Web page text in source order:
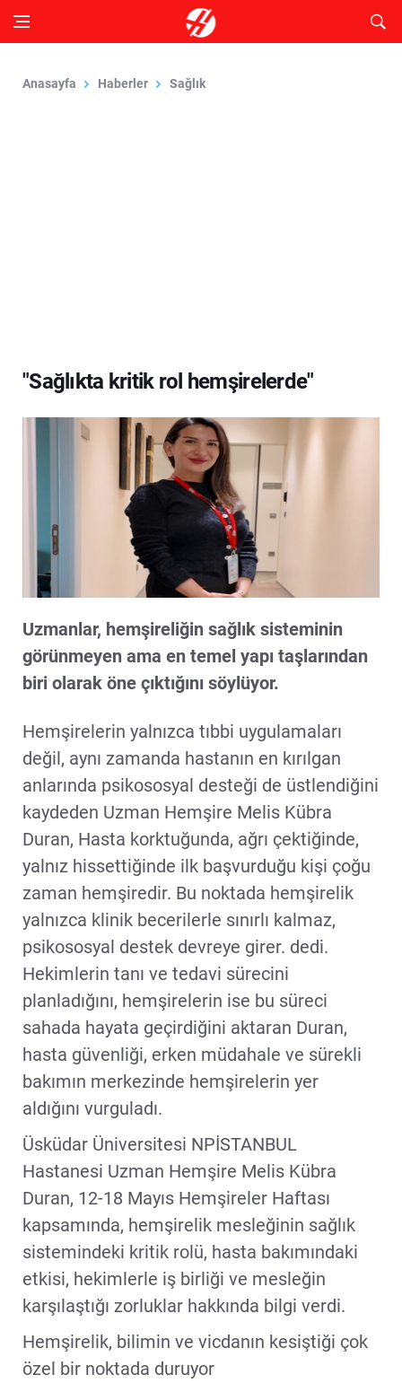
Anasayfa Haberler Sağlık
"Sağlıkta kritik rol hemşirelerde"
Uzmanlar, hemşireliğin sağlık sisteminin
görünmeyen ama en temel yapı taşlarından
biri olarak öne çıktığını söylüyor.
Hemşirelerin yalnızca tıbbi uygulamaları
değil, aynı zamanda hastanın en kırılgan
anlarında psikososyal desteği de üstlendiğini
kaydeden Uzman Hemşire Melis Kübra
Duran, Hasta korktuğunda, ağrı çektiğinde,
yalnız hissettiğinde ilk başvurduğu kişi çoğu
zaman hemşiredir. Bu noktada hemşirelik
yalnızca klinik becerilerle sınırlı kalmaz,
psikososyal destek devreye girer. dedi.
Hekimlerin tanı ve tedavi sürecini
planladığını, hemşirelerin ise bu süreci
sahada hayata geçirdiğini aktaran Duran,
hasta güvenliği, erken müdahale ve sürekli
bakımın merkezinde hemşirelerin yer
aldığını vurguladı.
Üsküdar Üniversitesi NPİSTANBUL
Hastanesi Uzman Hemşire Melis Kübra
Duran, 12-18 Mayıs Hemşireler Haftası
kapsamında, hemşirelik mesleğinin sağlık
sistemindeki kritik rolü, hasta bakımındaki
etkisi, hekimlerle iş birliği ve mesleğin
karşılaştığı zorluklar hakkında bilgi verdi.
Hemşirelik, bilimin ve vicdanın kesiştiği çok
özel bir noktada duruyor